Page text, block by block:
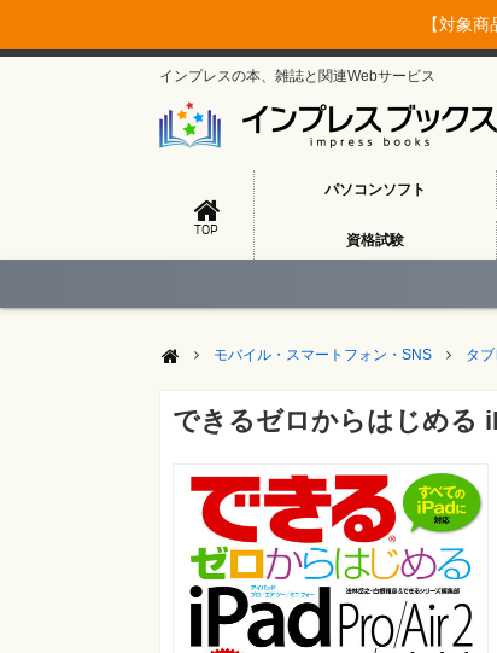
【対象
インプレスの本、雑誌と関連Webサービス
TOP
パソコンソフト
資格試験
モバイル・スマートフォン・SNS タブ
できるゼロからはじめる